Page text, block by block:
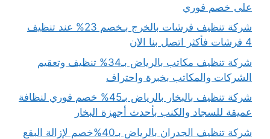
على خصم فوري
شركة تنظيف فرشات بالخرج بـخصم 23% عند تنظيف
4 فرشات فأكثر اتصل بنا الان
شركة تنظيف مكاتب بالرياض بـ34% تنظيف وتعقيم
الشركات والمكاتب بخبرة واحتراف
شركة تنظيف بالبخار بالرياض بـ45% خصم فوري لنظافة
عميقة للسجاد والكنب بأحدث أجهزة البخار
شركة تنظيف الجدران بالرياض بـ40%خصم لإزالة البقع